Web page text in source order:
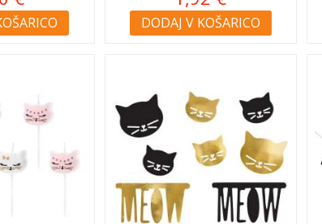
DODAJ V KOŠARICO